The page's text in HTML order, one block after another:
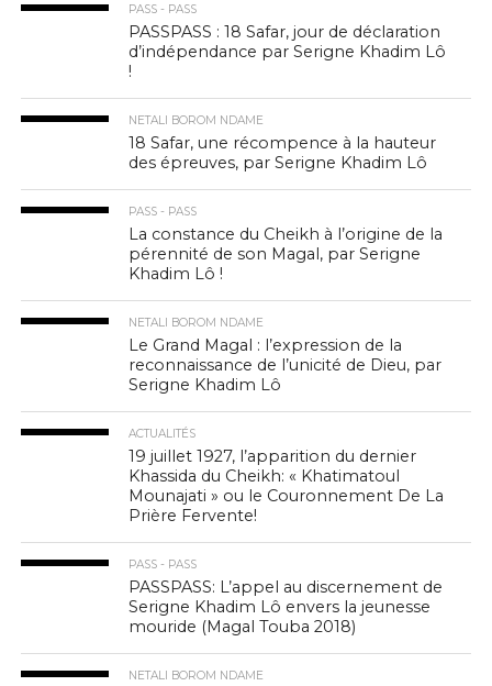
PASS - PASS
PASSPASS : 18 Safar, jour de déclaration
d’indépendance par Serigne Khadim Lô
!
NETALI BOROM NDAME
18 Safar, une récompence à la hauteur
des épreuves, par Serigne Khadim Lô
PASS - PASS
La constance du Cheikh à l’origine de la
pérennité de son Magal, par Serigne
Khadim Lô !
NETALI BOROM NDAME
Le Grand Magal : l’expression de la
reconnaissance de l’unicité de Dieu, par
Serigne Khadim Lô
ACTUALITÉS
19 juillet 1927, l’apparition du dernier
Khassida du Cheikh: « Khatimatoul
Mounajati » ou le Couronnement De La
Prière Fervente!
PASS - PASS
PASSPASS: L’appel au discernement de
Serigne Khadim Lô envers la jeunesse
mouride (Magal Touba 2018)
NETALI BOROM NDAME